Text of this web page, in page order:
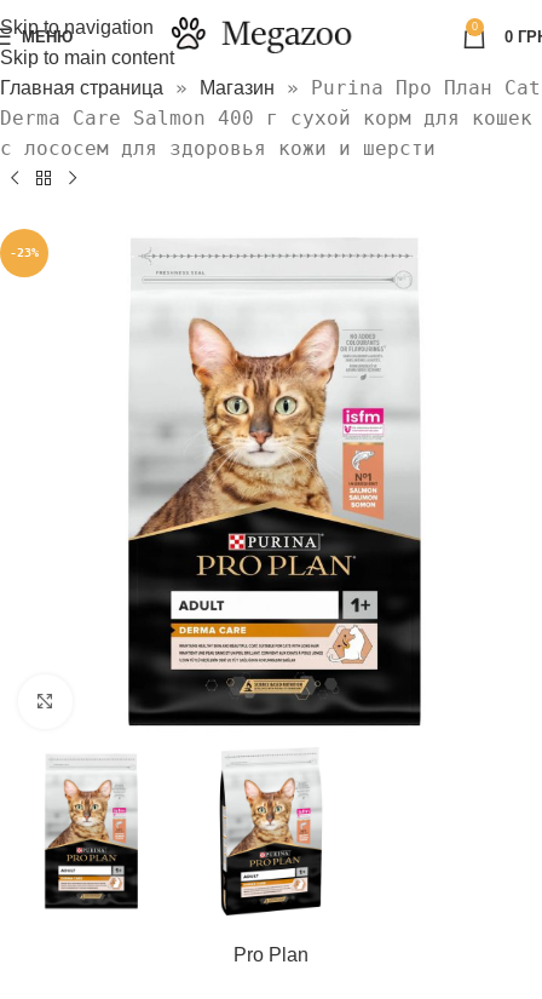
Skip to navigation
Skip to main content
МЕНЮ
0
0
Главная страница » Магазин » Purina Про План Cat
Derma Care Salmon 400 г сухой корм для кошек
с лососем для здоровья кожи и шерсти
-23%
Нажмите, чтобы увеличить
Pro Plan